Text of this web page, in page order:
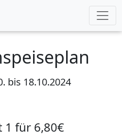
bis 18.10.2024
1 für 6,80€